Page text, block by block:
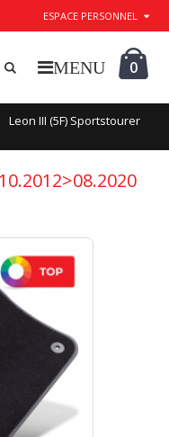
ESPACE PERSONNEL
0
Leon III (5F) Sportstourer